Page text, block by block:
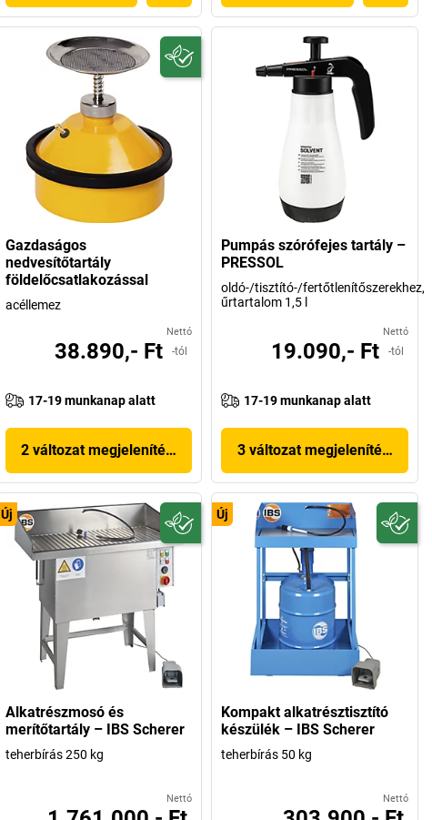
Gazdaságos
nedvesítőtartály
földelőcsatlakozással
acéllemez
Nettó
38.890,- Ft -tól
17-19 munkanap alatt
2 változat megjelenítése
Pumpás szórófejes tartály –
PRESSOL
oldó-/tisztító-/fertőtlenítőszerekhez,
űrtartalom 1,5 l
Nettó
19.090,- Ft -tól
17-19 munkanap alatt
3 változat megjelenítése
Új
Alkatrészmosó és
merítőtartály – IBS Scherer
teherbírás 250 kg
Nettó
Új
Kompakt alkatrésztisztító
készülék – IBS Scherer
teherbírás 50 kg
Nettó